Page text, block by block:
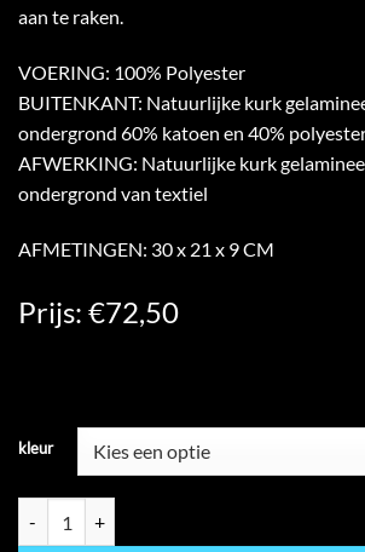
aan te raken.
VOERING: 100% Polyester
BUITENKANT: Natuurlijke kurk
ondergrond 60% katoen en 40%
AFWERKING: Natuurlijke kurk
ondergrond van textiel
AFMETINGEN: 30 x 21 x 9 CM
Prijs: €72,50
kleur